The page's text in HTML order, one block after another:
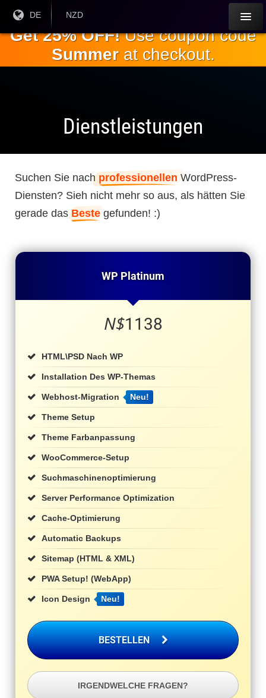
Hauptinhalt
Aktuelle
Sprache:
DE
Aktuelle
NZD
Get 25% OFF!Use coupon code
Summerat checkout.
Dienstleistungen
Suchen Sie nach professionellen WordPress-
Diensten? Sieh nicht mehr so ​​aus, als hätten Sie
gerade dasBeste gefunden! :)
WP Platinum
N$1138
HTML\PSD Nach WP
Installation Des WP-Themas
Webhost-Migration Neu!
Theme Setup
Theme Farbanpassung
WooCommerce-Setup
Suchmaschinenoptimierung
Server Performance Optimization
Cache-Optimierung
Automatic Backups
Sitemap (HTML & XML)
PWA Setup! (WebApp)
Icon Design Neu!
BESTELLEN
IRGENDWELCHE FRAGEN?